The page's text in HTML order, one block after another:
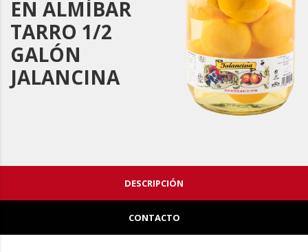
EN ALMÍBAR
TARRO 1/2
GALÓN
JALANCINA
DESCRIPCIÓN
CONTACTO